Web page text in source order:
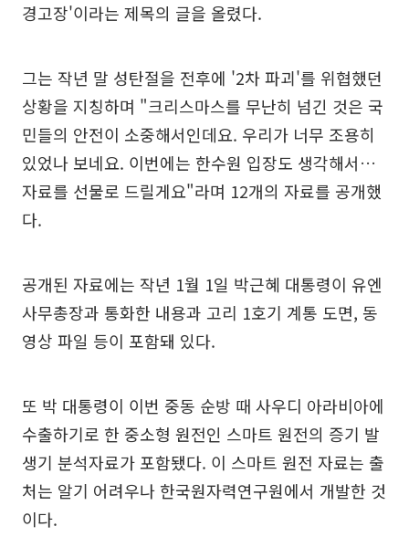
경고장'이라는 제목의 글을 올렸다.
그는 작년 말 성탄절을 전후에 '2차 파괴'를 위협했던
상황을 지칭하며 "크리스마스를 무난히 넘긴 것은 국
민들의 안전이 소중해서인데요. 우리가 너무 조용히
있었나 보네요. 이번에는 한수원 입장도 생각해서…
자료를 선물로 드릴게요"라며 12개의 자료를 공개했
다.
공개된 자료에는 작년 1월 1일 박근혜 대통령이 유엔
사무총장과 통화한 내용과 고리 1호기 계통 도면, 동
영상 파일 등이 포함돼 있다.
또 박 대통령이 이번 중동 순방 때 사우디 아라비아에
수출하기로 한 중소형 원전인 스마트 원전의 증기 발
생기 분석자료가 포함됐다. 이 스마트 원전 자료는 출
처는 알기 어려우나 한국원자력연구원에서 개발한 것
이다.